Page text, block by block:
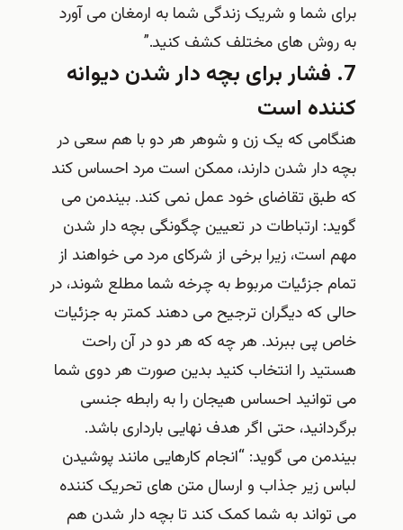
برای شما و شریک زندگی شما به ارمغان می آورد
به روش های مختلف کشف کنید.”
7. فشار برای بچه دار شدن دیوانه
کننده است
هنگامی که یک زن و شوهر هر دو با هم سعی در
بچه دار شدن دارند، ممکن است مرد احساس کند
که طبق تقاضای خود عمل نمی کند. بیندمن می
گوید: ارتباطات در تعیین چگونگی بچه دار شدن
مهم است، زیرا برخی از شرکای مرد می خواهند از
تمام جزئیات مربوط به چرخه شما مطلع شوند، در
حالی که دیگران ترجیح می دهند کمتر به جزئیات
خاص پی ببرند. هر چه که هر دو در آن راحت
هستید را انتخاب کنید بدین صورت هر دوی شما
می توانید احساس هیجان را به رابطه جنسی
برگردانید، حتی اگر هدف نهایی بارداری باشد.
بیندمن می گوید: “انجام کارهایی مانند پوشیدن
لباس زیر جذاب و ارسال متن های تحریک کننده
می تواند به شما کمک کند تا بچه دار شدن هم